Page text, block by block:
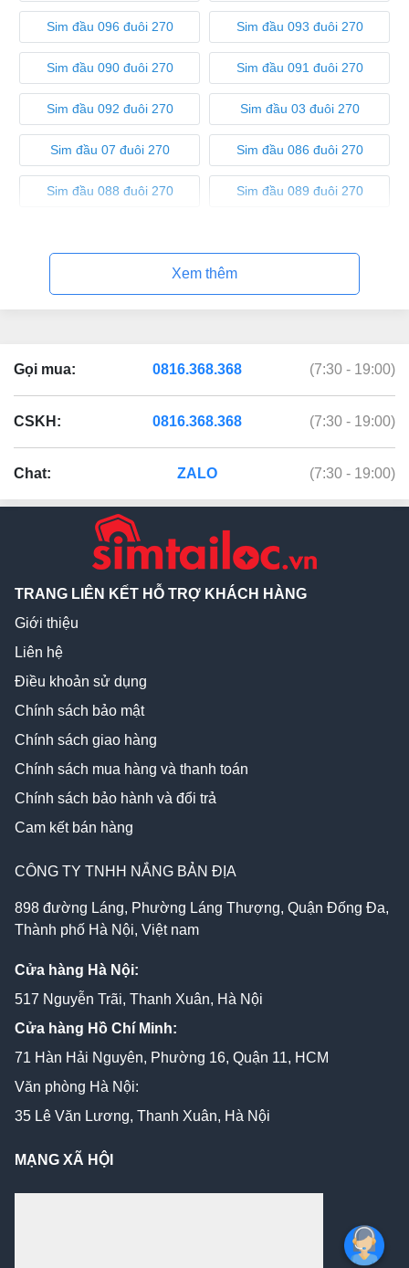
Sim đầu 096 đuôi 270 Sim đầu 093 đuôi 270
Sim đầu 090 đuôi 270 Sim đầu 091 đuôi 270
Sim đầu 092 đuôi 270 Sim đầu 03 đuôi 270
Sim đầu 07 đuôi 270 Sim đầu 086 đuôi 270
Sim đầu 088 đuôi 270 Sim đầu 089 đuôi 270
Xem thêm
Gọi mua: 0816.368.368 (7:30 - 19:00)
CSKH: 0816.368.368 (7:30 - 19:00)
Chat: ZALO (7:30 - 19:00)
CÔNG TY TNHH NẮNG BẢN ĐỊA
898 đường Láng, Phường Láng Thượng, Quận Đống Đa,
Thành phố Hà Nội, Việt nam
Cửa hàng Hà Nội:
517 Nguyễn Trãi, Thanh Xuân, Hà Nội
Cửa hàng Hồ Chí Minh:
71 Hàn Hải Nguyên, Phường 16, Quận 11, HCM
Văn phòng Hà Nội:
35 Lê Văn Lương, Thanh Xuân, Hà Nội
TRANG LIÊN KẾT HỖ TRỢ KHÁCH HÀNG
Giới thiệu
Liên hệ
Điều khoản sử dụng
Chính sách bảo mật
Chính sách giao hàng
Chính sách mua hàng và thanh toán
Chính sách bảo hành và đổi trả
Cam kết bán hàng
MẠNG XÃ HỘI